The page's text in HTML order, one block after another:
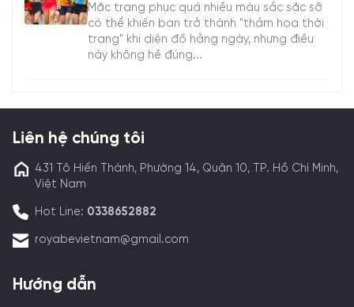
Mặc trang phục quá nhiều màu sắc sặc sỡ
có thể khiến bạn trở thành "thảm họa thời
trang" khi diện đồ hằng ngày, nhưng điều
này không hề đúng...
Liên hệ chúng tôi
431 Tô Hiến Thành, Phường 14, Quận 10, TP. Hồ Chí Minh,
Việt Nam
Hot Line: 0338652882
royabevietnam@gmail.com
Hướng dẫn